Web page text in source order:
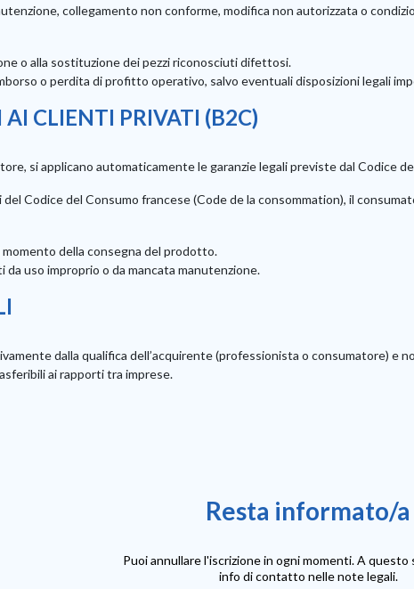
collegamento non conforme, modifica non autorizzata o
o alla sostituzione dei pezzi riconosciuti difettosi.
o perdita di profitto operativo, salvo eventuali disposizioni legali
CLIENTI PRIVATI (B2C)
si applicano automaticamente le garanzie legali previste dal Codice
Codice del Consumo francese (Code de la consommation), il
della consegna del prodotto.
uso improprio o da mancata manutenzione.
dalla qualifica dell’acquirente (professionista o consumatore) e
ai rapporti tra imprese.
Resta informato/a
Puoi annullare l'iscrizione in ogni momenti. A questo
info di contatto nelle note legali.